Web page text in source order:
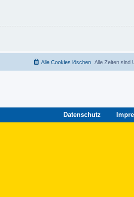
Alle Zeiten sind
Alle Cookies löschen
Datenschutz